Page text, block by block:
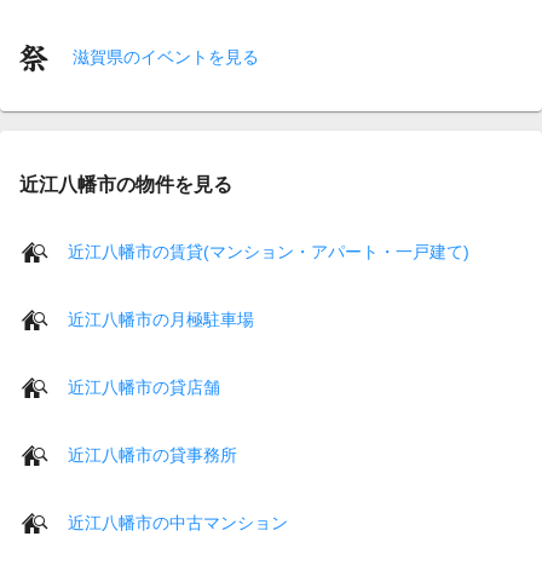
滋賀県のイベントを見る
近江八幡市の物件を見る
近江八幡市の賃貸(マンション・アパート・一戸建て)
近江八幡市の月極駐車場
近江八幡市の貸店舗
近江八幡市の貸事務所
近江八幡市の中古マンション